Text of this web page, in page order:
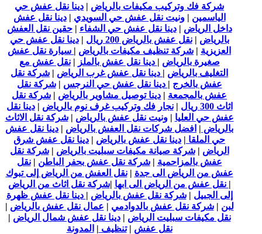
شركة فك وتركيب مكيفات بالرياض | دينا نقل عفش حي
الياسمين |ونيت نقل عفش حي السويدي |دينا نقل عفش
داخل الرياض |دينا نقل عفش حي الشفاء |حقين نقل العفش
بالرياض |نقل عفش بالرياض 200 ريال |دينا نقل عفش حي
العزيزية | شركة تنظيف مكيفات بالرياض | سيارة نقل عفش
صغيرة بالرياض | دينا نقل عفش بالملز |نقل عفش مع
التغليف بالرياض | دينا نقل عفش غرب الرياض | شركة نقل
عفش بالخرج | دينا نقل عفش حي النرجس |شركة نقل
عفش بالمجمعة | دينا توصيل مشاوير بالرياض | شركة نقل
اثاث 300 ريال
|نجار فك وتركيب غرف نوم بالرياض |دينا نقل
عفش حي العليا |ونيت نقل عفش بالرياض |شركة نقل الاثاث
بالرياض | افضل شركات نقل العفش بالرياض | دينا نقل عفش
حي الملقا | دينا نقل عفش بالرياض | دينا نقل عفش شرق
الرياض |شركة صيانة مكيفات سبليت بالرياض |شركة نقل
عفش بالمزاحمية |شركة نقل عفش بحفر الباطن |نقل
عفش من الرياض الى جدة |نقل العفش من الرياض إلى تبوك
| نقل عفش من الرياض الى ابها |شركة نقل اثاث من الرياض
إلى الجبيل |شركة نقل عفش بالرياض | دينا نقل عفش ظهرة
لبن |شركة نقل عفش بالدوادمي | عمال نقل عفش بالرياض |
نقل مكيفات سبليت الرياض |دينا نقل عفش شمال الرياض |
نقل عفش |تنظيف | المدونة